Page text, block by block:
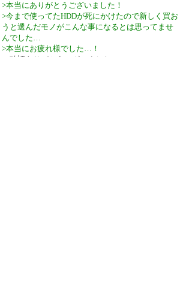
>本当にありがとうございました！
>今まで使ってたHDDが死にかけたので新しく買お
うと選んだモノがこんな事になるとは思ってませ
んでした…
>本当にお疲れ様でした…！
ご確認ありがとうございました！